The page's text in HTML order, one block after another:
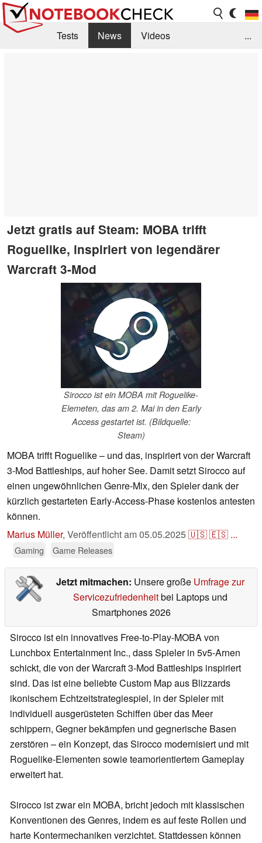
Tests News
Videos
...
Jetzt gratis auf Steam: MOBA trifft
Roguelike, inspiriert von legendärer
Warcraft 3-Mod
Sirocco ist ein MOBA mit Roguelike-
Elemeten, das am 2. Mai in den Early
Access gestartet ist. (Bildquelle:
Steam)
MOBA trifft Roguelike – und das, inspiriert von der Warcraft
3-Mod Battleships, auf hoher See. Damit setzt Sirocco auf
einen ungewöhnlichen Genre-Mix, den Spieler dank der
kürzlich gestarteten Early-Access-Phase kostenlos antesten
können.
Marius Müller, Veröffentlicht am05.05.2025🇺🇸🇪🇸 ...
Gaming Game Releases
Jetzt mitmachen: Unsere große Umfrage zur
Servicezufriedenheitbei Laptops und
Smartphones 2026
Sirocco ist ein innovatives Free-to-Play-MOBA von
Lunchbox Entertainment Inc., dass Spieler in 5v5-Arnen
schickt, die von der Warcraft 3-Mod Battleships inspiriert
sind. Das ist eine beliebte Custom Map aus Blizzards
ikonischem Echtzeitstrategiespiel, in der Spieler mit
individuell ausgerüsteten Schiffen über das Meer
schippern, Gegner bekämpfen und gegnerische Basen
zerstören – ein Konzept, das Sirocco modernisiert und mit
Roguelike-Elementen sowie teamorientiertem Gameplay
erweitert hat.
Sirocco ist zwar ein MOBA, bricht jedoch mit klassischen
Konventionen des Genres, indem es auf feste Rollen und
harte Kontermechaniken verzichtet. Stattdessen können